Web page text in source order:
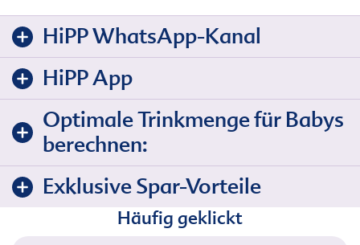
HiPP WhatsApp-Kanal
HiPP App
Optimale Trinkmenge für Babys
berechnen:
Exklusive Spar-Vorteile
Häufig geklickt